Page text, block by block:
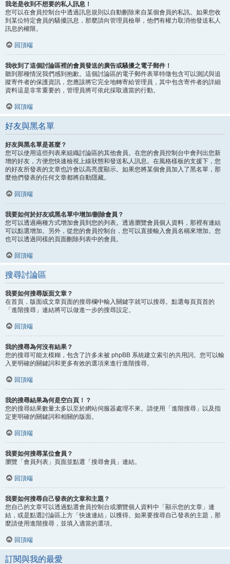
我老是收到不想要的私人訊息！
您可以在會員控制台中透過訊息規則以自動刪除來自某個會員的私訊。如果您收
到某位特定會員的騷擾訊息，那麼請向管理員檢舉，他們有權力取消他發送私人
訊息的權限。
回頂端
我收到了這個討論區裡的會員發送的廣告或騷擾之電子郵件！
聽到那種情況我們感到抱歉。這個討論區的電子郵件表單特徵包含可以測試與追
蹤寄件者的保護資訊，您應該將它完全地轉寄給管理員，其中包含寄件者的詳細
資料這是非常重要的，管理員將可依此採取適當的行動。
回頂端
好友與黑名單
好友與黑名單是甚麼？
您可以使用這些列表來組織討論區的其他會員。在您的會員控制台中會列出您新
增的好友，方便您快速檢視上線狀態和發送私人訊息。在風格樣板的支援下，您
的好友所發表的文章也許會以高亮度顯示。如果您將某個會員加入了黑名單，那
麼他們發表的任何文章都將自動隱藏。
回頂端
我要如何於好友或黑名單中增加/刪除會員？
您可以透過兩種方式增加會員到您的列表。透過瀏覽會員個人資料，那裡有連結
可以點選增加。另外，從您的會員控制台，您可以直接輸入會員名稱來增加。您
也可以透過同樣的頁面刪除列表中的會員。
回頂端
搜尋討論區
我要如何搜尋版面文章？
在首頁，版面或文章頁面的搜尋欄中輸入關鍵字就可以搜尋。點選每頁頁首的
「進階搜尋」連結將可以做進一步的搜尋設定。
回頂端
我的搜尋為何沒有結果？
您的搜尋可能太模糊，包含了許多未被 phpBB 系統建立索引的共用詞。您可以輸
入更明確的關鍵詞和更多有效的選項來進行進階搜尋。
回頂端
我的搜尋結果為何是空白頁！？
您的搜尋結果數量太多以至於網站伺服器處理不來。請使用「進階搜尋」以及指
定更明確的關鍵詞和相關的版面。
回頂端
我要如何搜尋某位會員？
瀏覽「會員列表」頁面並點選「搜尋會員」連結。
回頂端
我要如何搜尋自己發表的文章和主題？
您自己的文章可以透過點選會員控制台或瀏覽個人資料中「顯示您的文章」連
結，或是點選討論區上方「快速連結」以獲得。如果要搜尋自己發表的主題，那
麼請使用進階搜尋，並填入適當的選項。
回頂端
訂閱與我的最愛